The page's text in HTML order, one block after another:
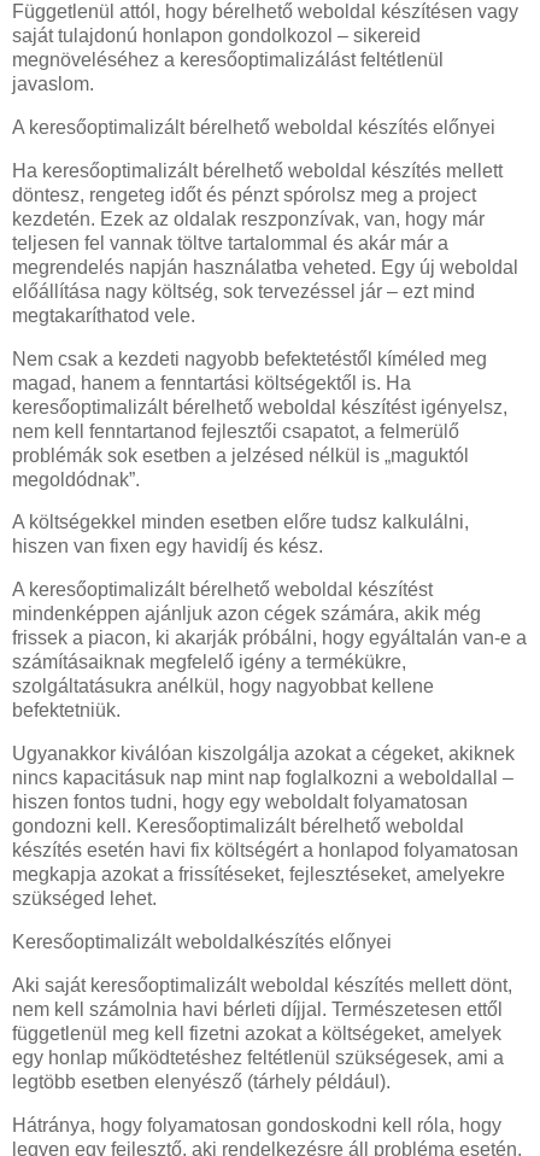
Függetlenül attól, hogy bérelhető weboldal készítésen vagy
saját tulajdonú honlapon gondolkozol – sikereid
megnöveléséhez a keresőoptimalizálást feltétlenül
javaslom.
A keresőoptimalizált bérelhető weboldal készítés előnyei
Ha keresőoptimalizált bérelhető weboldal készítés mellett
döntesz, rengeteg időt és pénzt spórolsz meg a project
kezdetén. Ezek az oldalak reszponzívak, van, hogy már
teljesen fel vannak töltve tartalommal és akár már a
megrendelés napján használatba veheted. Egy új weboldal
előállítása nagy költség, sok tervezéssel jár – ezt mind
megtakaríthatod vele.
Nem csak a kezdeti nagyobb befektetéstől kíméled meg
magad, hanem a fenntartási költségektől is. Ha
keresőoptimalizált bérelhető weboldal készítést igényelsz,
nem kell fenntartanod fejlesztői csapatot, a felmerülő
problémák sok esetben a jelzésed nélkül is „maguktól
megoldódnak”.
A költségekkel minden esetben előre tudsz kalkulálni,
hiszen van fixen egy havidíj és kész.
A keresőoptimalizált bérelhető weboldal készítést
mindenképpen ajánljuk azon cégek számára, akik még
frissek a piacon, ki akarják próbálni, hogy egyáltalán van-e a
számításaiknak megfelelő igény a termékükre,
szolgáltatásukra anélkül, hogy nagyobbat kellene
befektetniük.
Ugyanakkor kiválóan kiszolgálja azokat a cégeket, akiknek
nincs kapacitásuk nap mint nap foglalkozni a weboldallal –
hiszen fontos tudni, hogy egy weboldalt folyamatosan
gondozni kell. Keresőoptimalizált bérelhető weboldal
készítés esetén havi fix költségért a honlapod folyamatosan
megkapja azokat a frissítéseket, fejlesztéseket, amelyekre
szükséged lehet.
Keresőoptimalizált weboldalkészítés előnyei
Aki saját keresőoptimalizált weboldal készítés mellett dönt,
nem kell számolnia havi bérleti díjjal. Természetesen ettől
függetlenül meg kell fizetni azokat a költségeket, amelyek
egy honlap működtetéshez feltétlenül szükségesek, ami a
legtöbb esetben elenyésző (tárhely például).
Hátránya, hogy folyamatosan gondoskodni kell róla, hogy
legyen egy fejlesztő, aki rendelkezésre áll probléma esetén.